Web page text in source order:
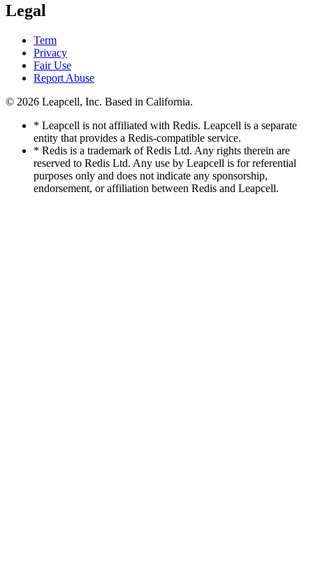
Legal
Term
Privacy
Fair Use
Report Abuse
© 2026 Leapcell, Inc. Based in California.
* Leapcell is not affiliated with Redis. Leapcell is a separate
entity that provides a Redis-compatible service.
* Redis is a trademark of Redis Ltd. Any rights therein are
reserved to Redis Ltd. Any use by Leapcell is for referential
purposes only and does not indicate any sponsorship,
endorsement, or affiliation between Redis and Leapcell.